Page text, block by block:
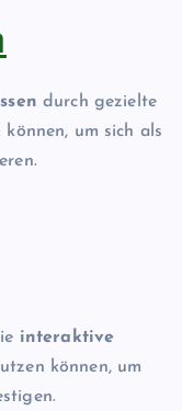
durch gezielte
um sich als
interaktive
können, um